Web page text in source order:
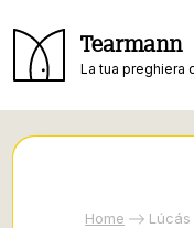
Tearmann
La tua preghiera
Home Lúcás